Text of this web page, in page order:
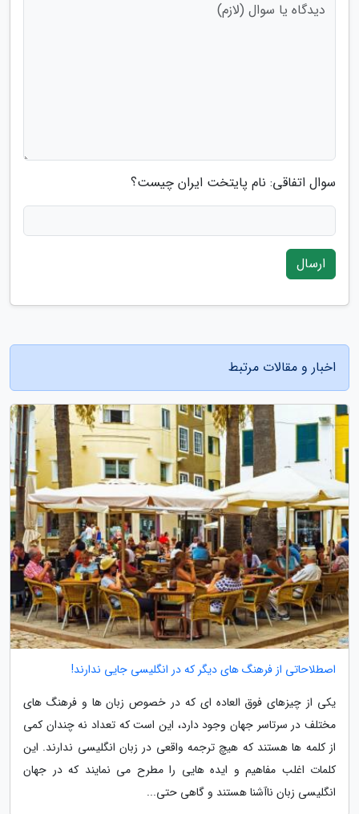
سوال اتفاقی: نام پایتخت ایران چیست؟
ارسال
اخبار و مقالات مرتبط
اصطلاحاتی از فرهنگ های دیگر که در انگلیسی جایی ندارند!
یکی از چیزهای فوق العاده ای که در خصوص زبان ها و فرهنگ های
مختلف در سرتاسر جهان وجود دارد، این است که تعداد نه چندان کمی
از کلمه ها هستند که هیچ ترجمه واقعی در زبان انگلیسی ندارند. این
کلمات اغلب مفاهیم و ایده هایی را مطرح می نمایند که در جهان
انگلیسی زبان ناآشنا هستند و گاهی حتی...